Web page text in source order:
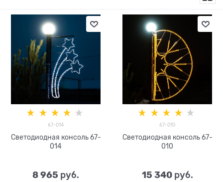
67-014
Светодиодная консоль 67-
014
8 965 руб.
67-010
Светодиодная консоль 67-
010
15 340 руб.